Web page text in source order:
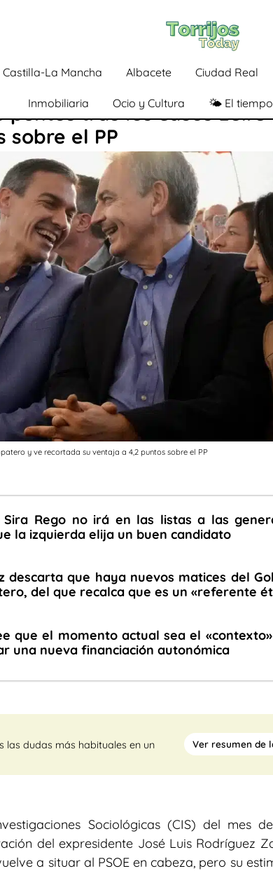
Castilla-La Mancha Albacete Ciudad Real
Inmobiliaria Ocio y Cultura 🌤️ El tiempo
puntos tras los casos
sobre el PP
y ve recortada su ventaja a 4,2 puntos sobre el PP
Sira Rego no irá en las listas a las
la izquierda elija un buen candidato
descarta que haya nuevos matices del
del que recalca que es un «referente
que el momento actual sea el
una nueva financiación autonómica
las dudas más habituales en un
Ver resumen de
Sociológicas (CIS) del mes
del expresidente José Luis Rodríguez
a situar al PSOE en cabeza, pero su